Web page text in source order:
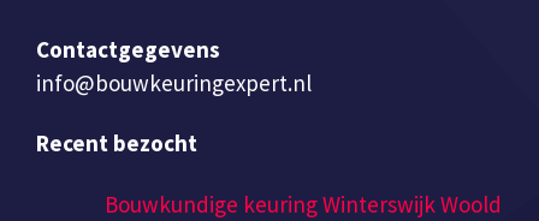
Contactgegevens
info@bouwkeuringexpert.nl
Recent bezocht
Bouwkundige keuring Winterswijk Woold